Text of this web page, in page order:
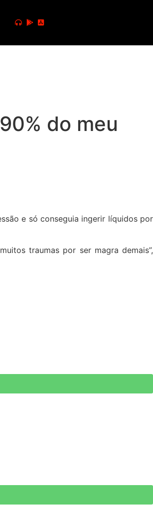
do meu
e só conseguia ingerir líquidos por
traumas por ser magra demais”,